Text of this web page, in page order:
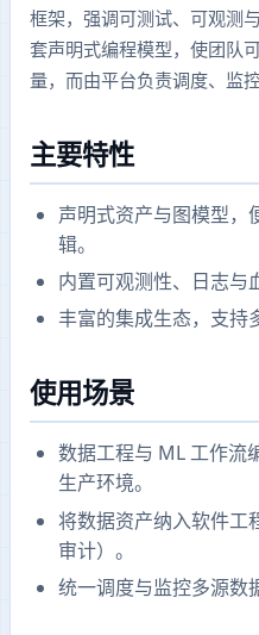
框架，强调可测试、可观测
套声明式编程模型，使团队
量，而由平台负责调度、监
主要特性
声明式资产与图模型，
辑。
内置可观测性、日志与
丰富的集成生态，支持
使用场景
数据工程与 ML 工作流
生产环境。
将数据资产纳入软件工
审计）。
统一调度与监控多源数